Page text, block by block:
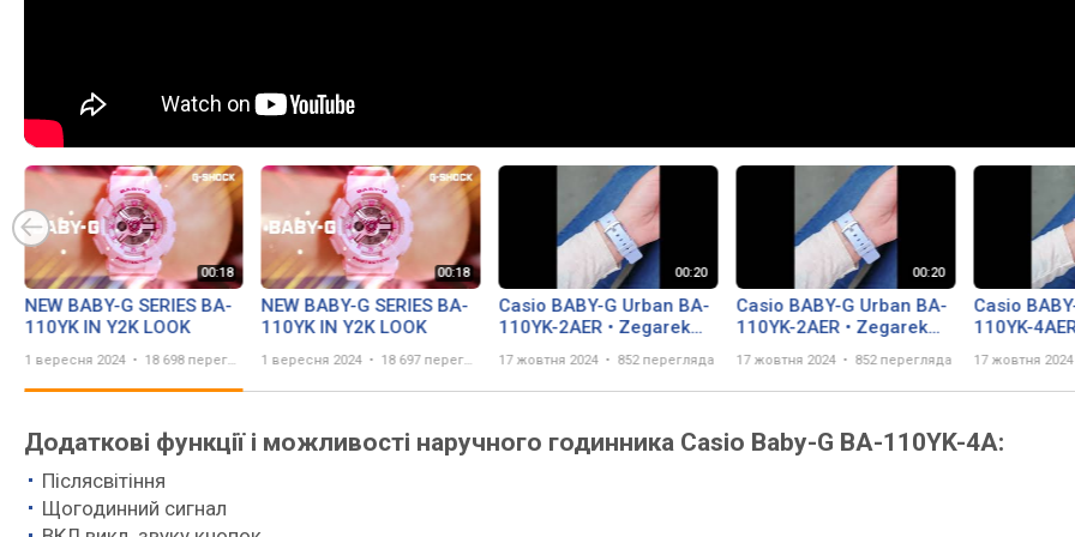
NEW BABY-G SERIES BA-
110YK IN Y2K LOOK
1 вересня 2024 18 698 переглядів
NEW BABY-G SERIES BA-
110YK IN Y2K LOOK
1 вересня 2024 18 697 переглядів
Casio BABY-G Urban BA-
110YK-2AER • Zegarek
17 жовтня 2024 852 перегляда
Casio BABY-G Urban BA-
110YK-2AER • Zegarek
17 жовтня 2024 852 перегляда
Casio
110YK-
17 жовтня 2024
Додаткові функції і можливості наручного годинника Casio Baby-G BA-110YK-4A:
Післясвітіння
Щогодинний сигнал